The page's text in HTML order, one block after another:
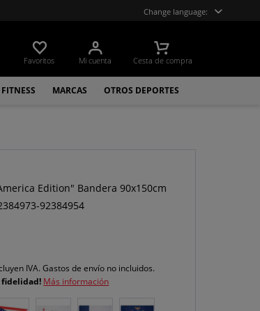
Change language:
Favoritos Mi cuenta Cesta de compra
FITNESS MARCAS OTROS DEPORTES
Edition" Bandera 90x150cm
92384954
IVA.Gastos de envío no incluidos.
fidelidad! Más información